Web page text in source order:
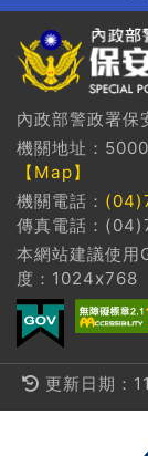
內政部警政署保
機關地址：
【Map】
機關電話：
傳真電話：
本網站建議使
度：1024x768
更新日期：